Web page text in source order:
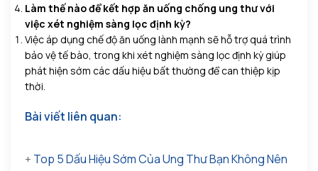
Làm thế nào để kết hợp ăn uống chống ung thư với
việc xét nghiệm sàng lọc định kỳ?
Việc áp dụng chế độ ăn uống lành mạnh sẽ hỗ trợ quá trình
bảo vệ tế bào, trong khi xét nghiệm sàng lọc định kỳ giúp
phát hiện sớm các dấu hiệu bất thường để can thiệp kịp
thời.
Bài viết liên quan:
+ Top 5 Dấu Hiệu Sớm Của Ung Thư Bạn Không Nên